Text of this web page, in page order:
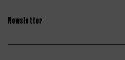
Newsletter